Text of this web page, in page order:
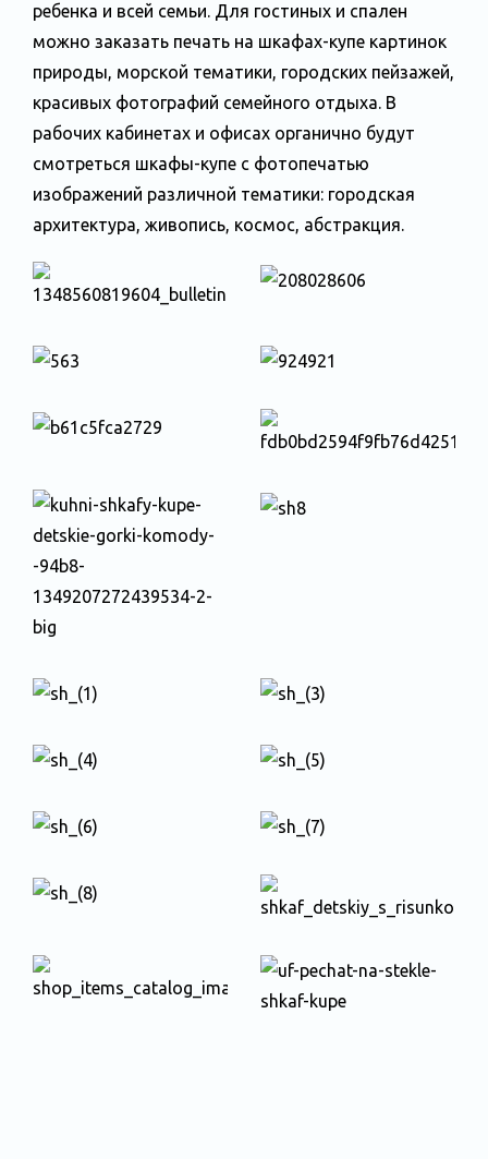
ребенка и всей семьи. Для гостиных и спален
можно заказать печать на шкафах-купе картинок
природы, морской тематики, городских пейзажей,
красивых фотографий семейного отдыха. В
рабочих кабинетах и офисах органично будут
смотреться шкафы-купе с фотопечатью
изображений различной тематики: городская
архитектура, живопись, космос, абстракция.